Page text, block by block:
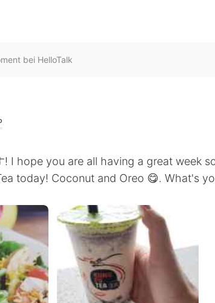
bei HelloTalk
! I hope you are all having a great week
today! Coconut and Oreo 😋. What's